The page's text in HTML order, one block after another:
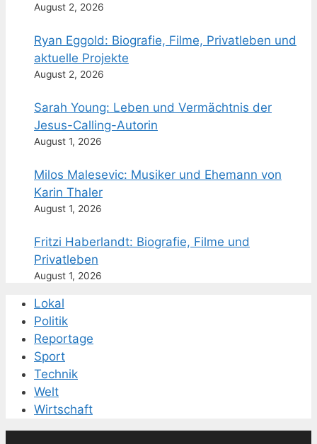
August 2, 2026
Ryan Eggold: Biografie, Filme, Privatleben und
aktuelle Projekte
August 2, 2026
Sarah Young: Leben und Vermächtnis der
Jesus-Calling-Autorin
August 1, 2026
Milos Malesevic: Musiker und Ehemann von
Karin Thaler
August 1, 2026
Fritzi Haberlandt: Biografie, Filme und
Privatleben
August 1, 2026
Lokal
Politik
Reportage
Sport
Technik
Welt
Wirtschaft